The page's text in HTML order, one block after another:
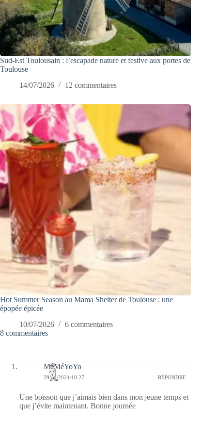
Sud-Est Toulousain : l’escapade nature et festive aux portes de
Toulouse
14/07/2026
12 commentaires
Hot Summer Season au Mama Shelter de Toulouse : une
épopée épicée
10/07/2026
6 commentaires
8 commentaires
MéMéYoYo
29/03/2024/10:27 RÉPONDRE
Une boisson que j’aimais bien dans mon jeune temps et
que j’évite maintenant. Bonne journée